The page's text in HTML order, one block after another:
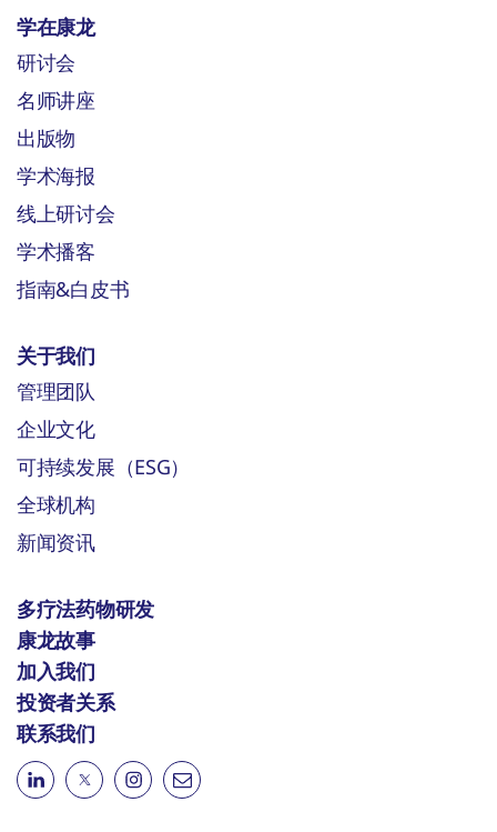
学在康龙
研讨会
名师讲座
出版物
学术海报
线上研讨会
学术播客
指南&白皮书
关于我们
管理团队
企业文化
可持续发展（ESG）
全球机构
新闻资讯
多疗法药物研发
康龙故事
加入我们
投资者关系
联系我们